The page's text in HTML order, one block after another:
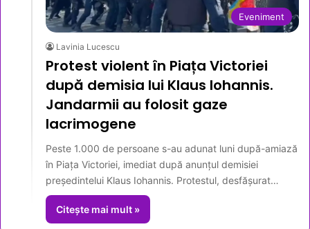
Eveniment
Lavinia Lucescu
Protest violent în Piața Victoriei
după demisia lui Klaus Iohannis.
Jandarmii au folosit gaze
lacrimogene
Peste 1.000 de persoane s-au adunat luni după-amiază
în Piața Victoriei, imediat după anunțul demisiei
președintelui Klaus Iohannis. Protestul, desfășurat…
Citește mai mult »